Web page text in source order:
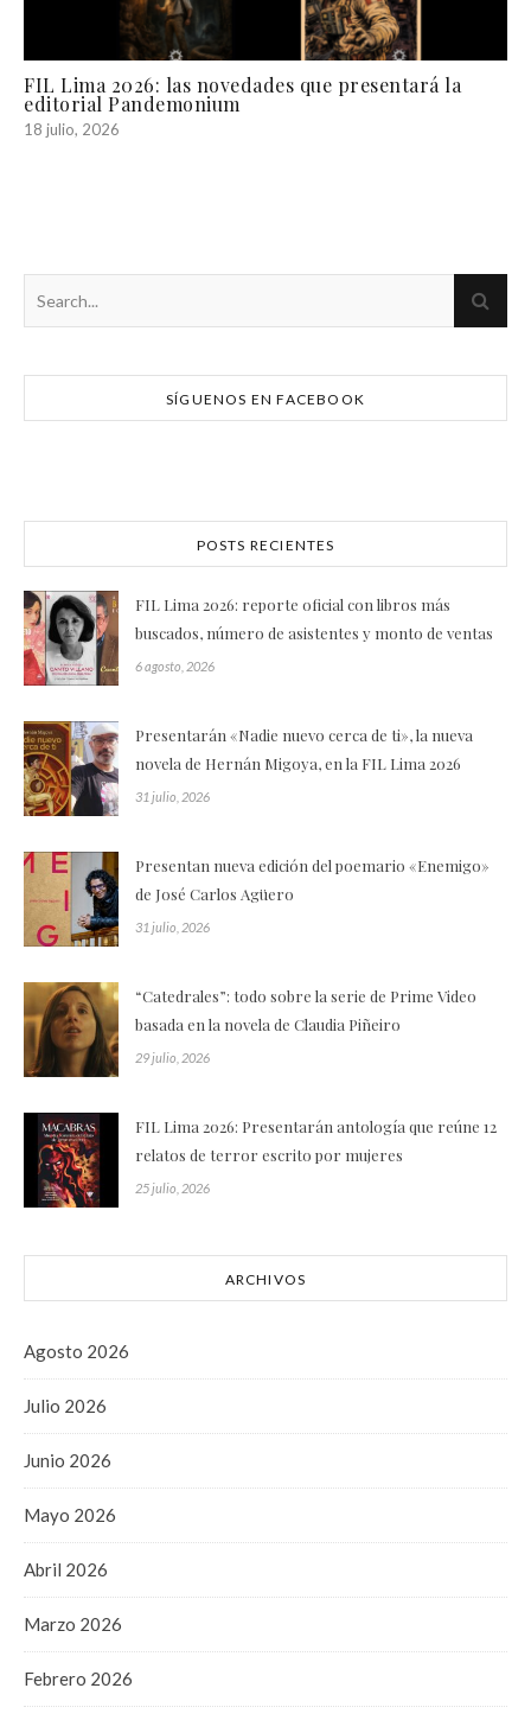
FIL Lima 2026: las novedades que presentará la
editorial Pandemonium
18 julio, 2026
SÍGUENOS EN FACEBOOK
POSTS RECIENTES
FIL Lima 2026: reporte oficial con libros más
buscados, número de asistentes y monto de ventas
6 agosto, 2026
Presentarán «Nadie nuevo cerca de ti», la nueva
novela de Hernán Migoya, en la FIL Lima 2026
31 julio, 2026
Presentan nueva edición del poemario «Enemigo»
de José Carlos Agüero
31 julio, 2026
“Catedrales”: todo sobre la serie de Prime Video
basada en la novela de Claudia Piñeiro
29 julio, 2026
FIL Lima 2026: Presentarán antología que reúne 12
relatos de terror escrito por mujeres
25 julio, 2026
ARCHIVOS
Agosto 2026
Julio 2026
Junio 2026
Mayo 2026
Abril 2026
Marzo 2026
Febrero 2026